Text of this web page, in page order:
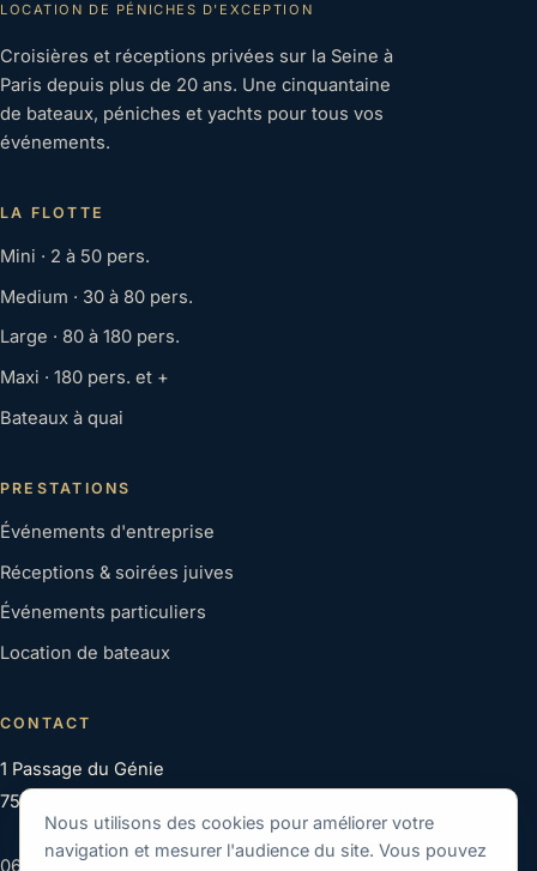
LOCATION DE PÉNICHES D'EXCEPTION
Croisières et réceptions privées sur la Seine à
Paris depuis plus de 20 ans. Une cinquantaine
de bateaux, péniches et yachts pour tous vos
événements.
LA FLOTTE
Mini · 2 à 50 pers.
Medium · 30 à 80 pers.
Large · 80 à 180 pers.
Maxi · 180 pers. et +
Bateaux à quai
PRESTATIONS
Événements d'entreprise
Réceptions & soirées juives
Événements particuliers
Location de bateaux
CONTACT
1 Passage du Génie
75012 Paris
06 22 99 16 62
Nous utilisons des cookies pour améliorer votre
navigation et mesurer l'audience du site. Vous pouvez